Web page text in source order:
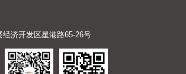
济开发区星港路65-26号